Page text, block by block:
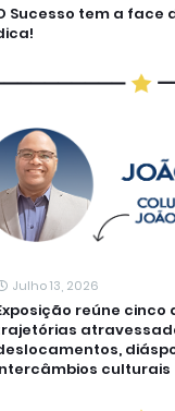
Sucesso tem a face
Julho 13, 2026
reúne
culturais